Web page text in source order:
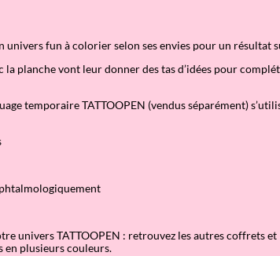
univers fun à colorier selon ses envies pour un résultat
la planche vont leur donner des tas d’idées pour
temporaire TATTOOPEN (vendus séparément)
univers TATTOOPEN : retrouvez les autres coffrets et
en plusieurs couleurs.